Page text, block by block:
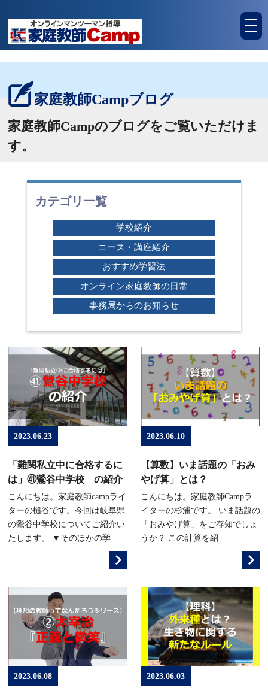
家庭教師Campブログ
家庭教師Campのブログをご覧いただけま
す。
カテゴリ一覧
学校紹介
コース・講座紹介
おすすめ学習法
オンライン家庭教師の日常
事務局からのお知らせ
2023.06.23
「難関私立中に合格するに
は」㊶鶯谷中学校 の紹介
こんにちは。家庭教師campライ
ターの槌谷です。今回は岐阜県
の鶯谷中学校についてご紹介い
たします。 ▼そのほかの学
2023.06.10
【算数】いま話題の「おみ
やげ算」とは？
こんにちは。家庭教師Campラ
イターの杉浦です。 いま話題の
「おみやげ算」をご存知でしょ
うか？ この計算を紹
2023.06.08 2023.06.03